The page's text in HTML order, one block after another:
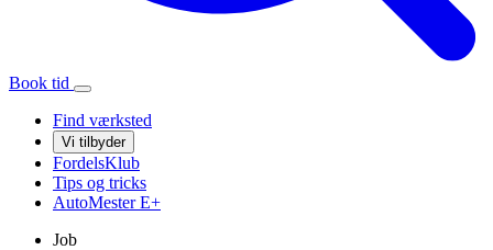
Book tid
Find værksted
Vi tilbyder
FordelsKlub
Tips og tricks
AutoMesterE+
Job